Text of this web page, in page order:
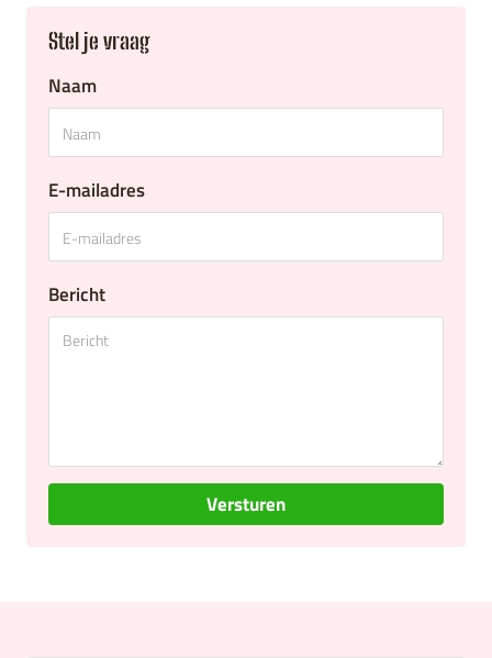
Stel je vraag
Naam
E-mailadres
Bericht
Versturen